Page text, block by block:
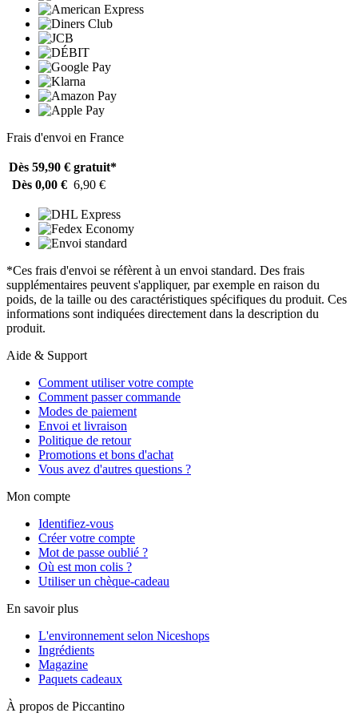
Frais d'envoi en France
Dès 59,90 € gratuit*
Dès 0,00 € 6,90 €
*Ces frais d'envoi se réfèrent à un envoi standard. Des frais
supplémentaires peuvent s'appliquer, par exemple en raison du
poids, de la taille ou des caractéristiques spécifiques du produit. Ces
informations sont indiquées directement dans la description du
produit.
Aide & Support
Comment utiliser votre compte
Comment passer commande
Modes de paiement
Envoi et livraison
Politique de retour
Promotions et bons d'achat
Vous avez d'autres questions ?
Mon compte
Identifiez-vous
Créer votre compte
Mot de passe oublié ?
Où est mon colis ?
Utiliser un chèque-cadeau
En savoir plus
L'environnement selon Niceshops
Ingrédients
Magazine
Paquets cadeaux
À propos de Piccantino